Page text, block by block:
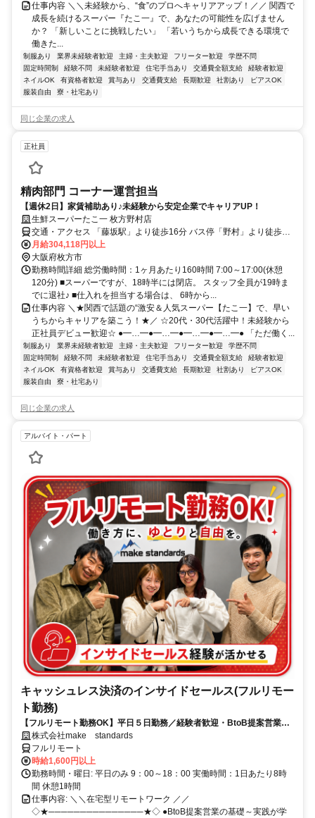
仕事内容 ＼＼未経験から、“食”のプロへキャリアアップ！／／ 関西で
成長を続けるスーパー『たこ一』で、あなたの可能性を広げません
か？ 「新しいことに挑戦したい」 「若いうちから成長できる環境で
働きた...
制服あり 業界未経験者歓迎 主婦・主夫歓迎 フリーター歓迎
学歴不問
固定時間制
経験不問 未経験者歓迎 住宅手当あり 交通費全額支給
経験者歓迎
ネイルOK
有資格者歓迎 賞与あり 交通費支給 長期歓迎 社割あり
ピアスOK
服装自由
寮・社宅あり
同じ企業の求人
正社員
精肉部門 コーナー運営担当
【週休2日】家賃補助あり♪未経験から安定企業でキャリアUP！
生鮮スーパーたこ一 枚方野村店
交通・アクセス 「藤坂駅」より徒歩16分 バス停「野村」より徒歩6
分
月給304,118円以上
大阪府枚方市
勤務時間詳細 総労働時間：1ヶ月あたり160時間 7:00～17:00(休憩
120分) ■スーパーですが、18時半には閉店。 スタッフ全員が19時ま
でに退社♪ ■仕入れを担当する場合は、 6時から...
仕事内容 ＼★関西で話題の“激安＆人気スーパー【たこ一】で、早い
うちからキャリアを築こう！★／ ☆20代・30代活躍中！未経験から
正社員デビュー歓迎☆ ●━…━●━…━●━…━●━…━● 「ただ働く...
制服あり 業界未経験者歓迎 主婦・主夫歓迎 フリーター歓迎
学歴不問
固定時間制
経験不問 未経験者歓迎 住宅手当あり 交通費全額支給
経験者歓迎
ネイルOK
有資格者歓迎 賞与あり 交通費支給 長期歓迎 社割あり
ピアスOK
服装自由
寮・社宅あり
同じ企業の求人
アルバイト・パート
キャッシュレス決済のインサイドセールス(フルリモー
ト勤務)
【フルリモート勤務OK】平日５日勤務／経験者歓迎・BtoB提案営業で
スキルアップ
株式会社make standards
フルリモート
時給1,600円以上
勤務時間・曜日: 平日のみ 9：00～18：00 実働時間：1日あたり8時
間 休憩1時間
仕事内容: ＼＼在宅型リモートワーク ／／
◇★───────────────★◇ ●BtoB提案営業の基礎～実践が学